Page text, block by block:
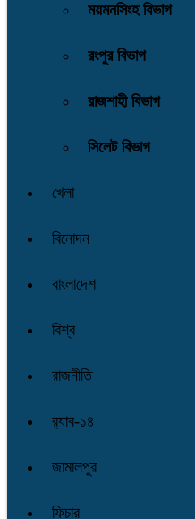
ময়মনসিংহ বিভাগ
রংপুর বিভাগ
রাজশাহী বিভাগ
সিলেট বিভাগ
খেলা
বিনোদন
বাংলাদেশ
বিশ্ব
রাজনীতি
র‌্যাব-১৪
জামালপুর
ফিচার